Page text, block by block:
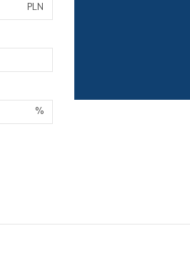
PLN
%